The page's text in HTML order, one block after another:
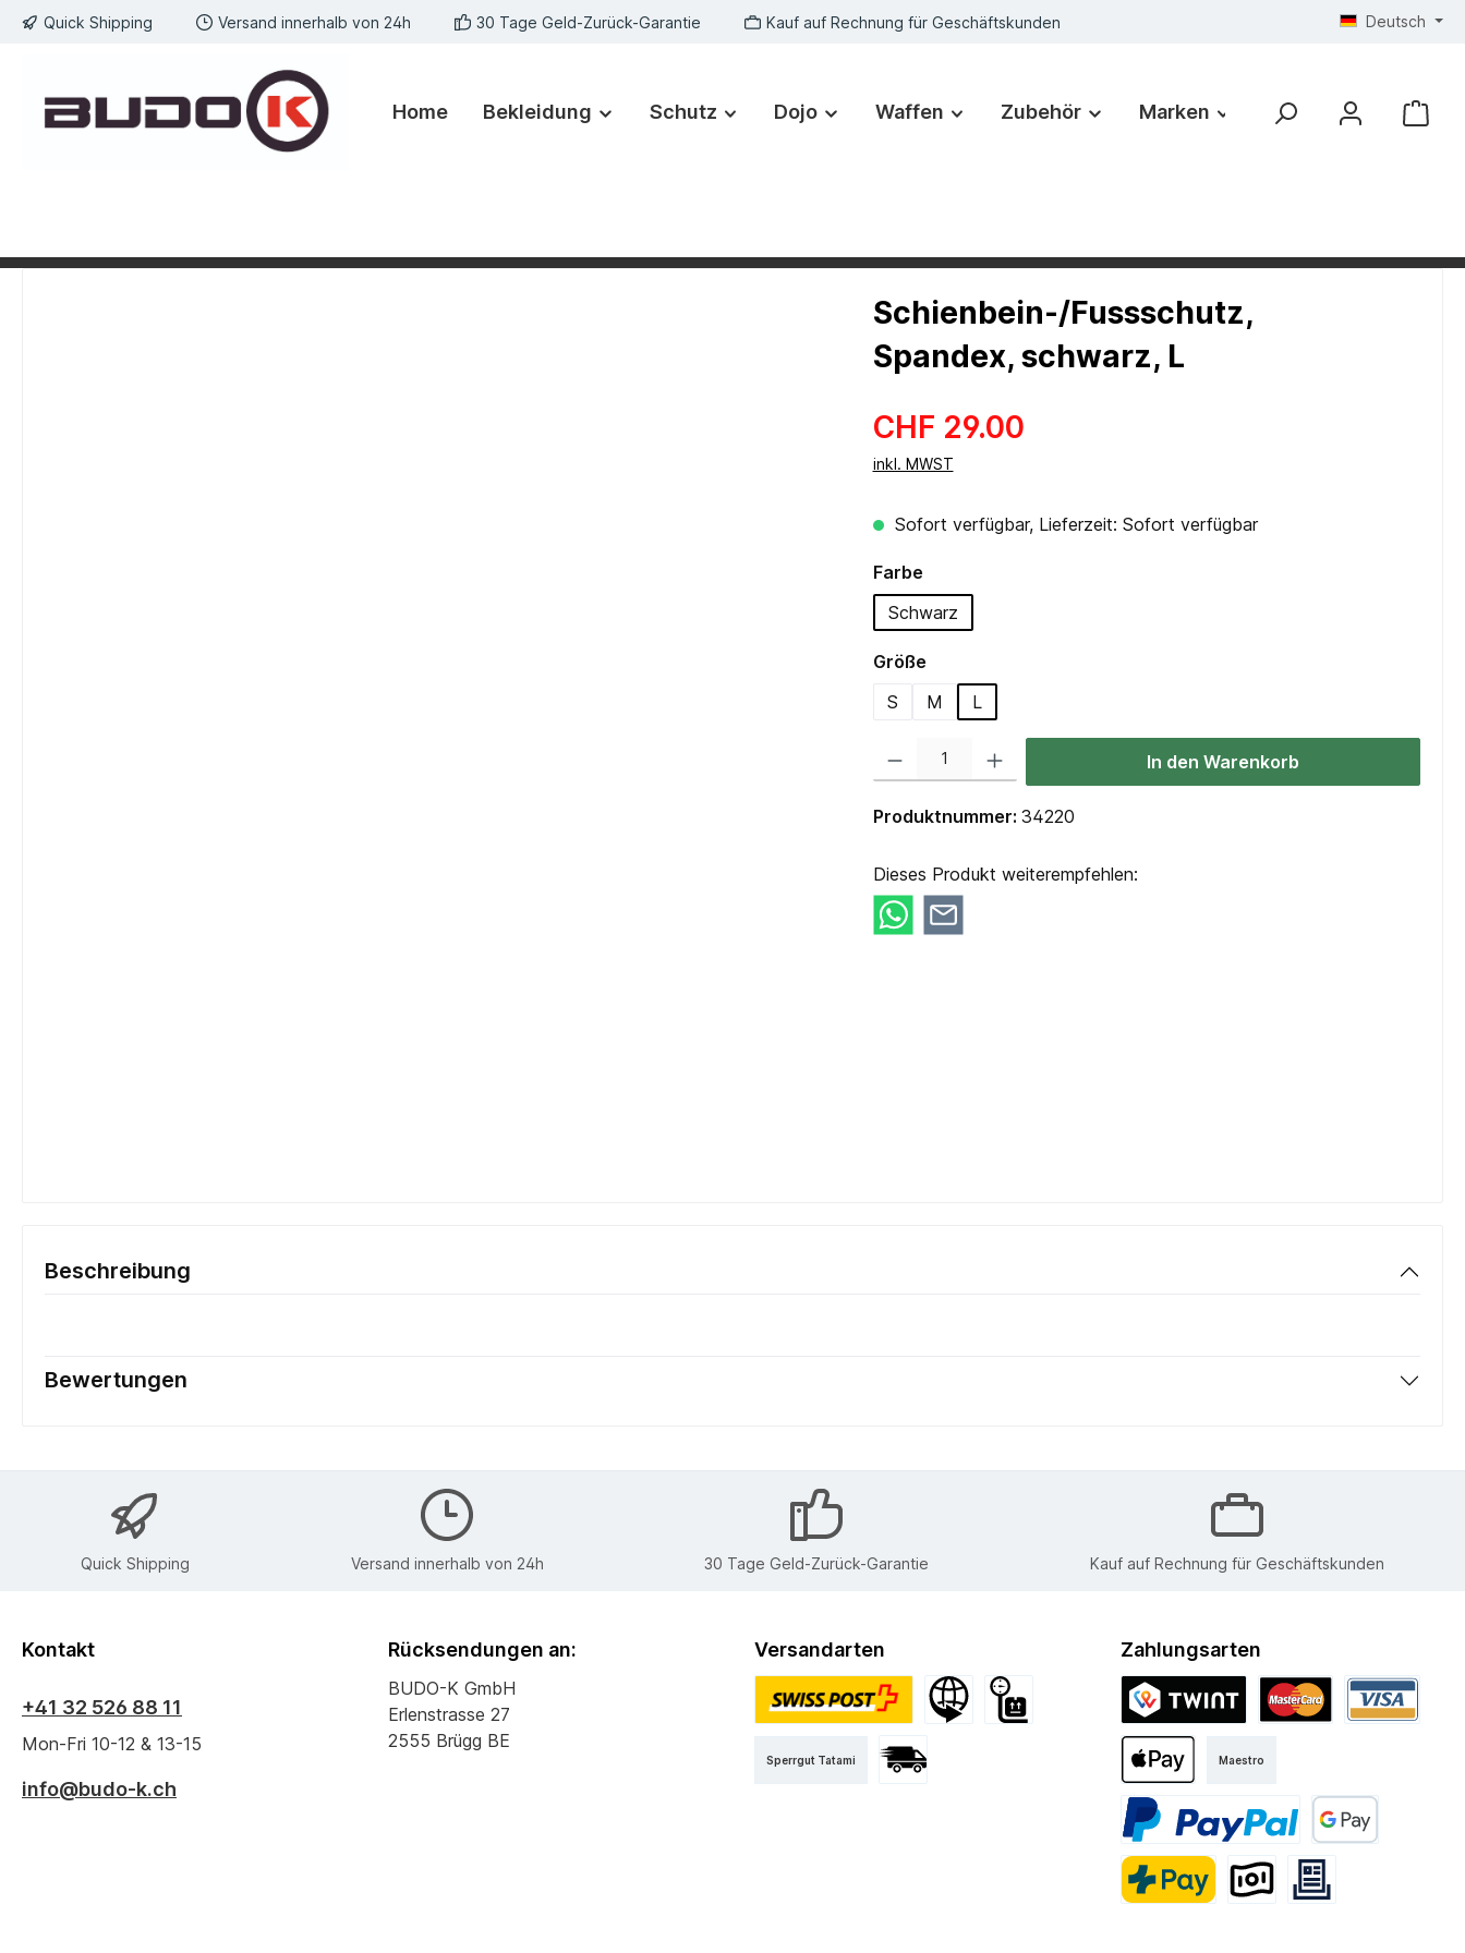
Zur Hauptnavigation springen
Quick Shipping Versand innerhalb von 24h 30 Tage Geld-Zurück-Garantie Kauf auf Rechnung für Geschäftskunden Deutsch
Home Bekleidung Schutz Dojo Waffen Zubehör Marken
Schienbein-/Fussschutz,
Spandex, schwarz, L
CHF 29.00
inkl. MWST
Sofort verfügbar, Lieferzeit: Sofort verfügbar
Farbeauswählen
Schwarz
Größeauswählen
S
M L
In den Warenkorb
Produktnummer: 34220
Dieses Produkt weiterempfehlen:
Beschreibung
Bewertungen
Quick Shipping Versand innerhalb von 24h 30 Tage Geld-Zurück-Garantie Kauf auf Rechnung für Geschäftskunden
Kontakt
+41 32 526 88 11
Mon-Fri 10-12 & 13-15
info@budo-k.ch
Rücksendungen an:
BUDO-K GmbH
Erlenstrasse 27
2555 Brügg BE
Versandarten
Sperrgut Tatami
Zahlungsarten
Twint
Apple Pay
Maestro
PayPal Google Pay